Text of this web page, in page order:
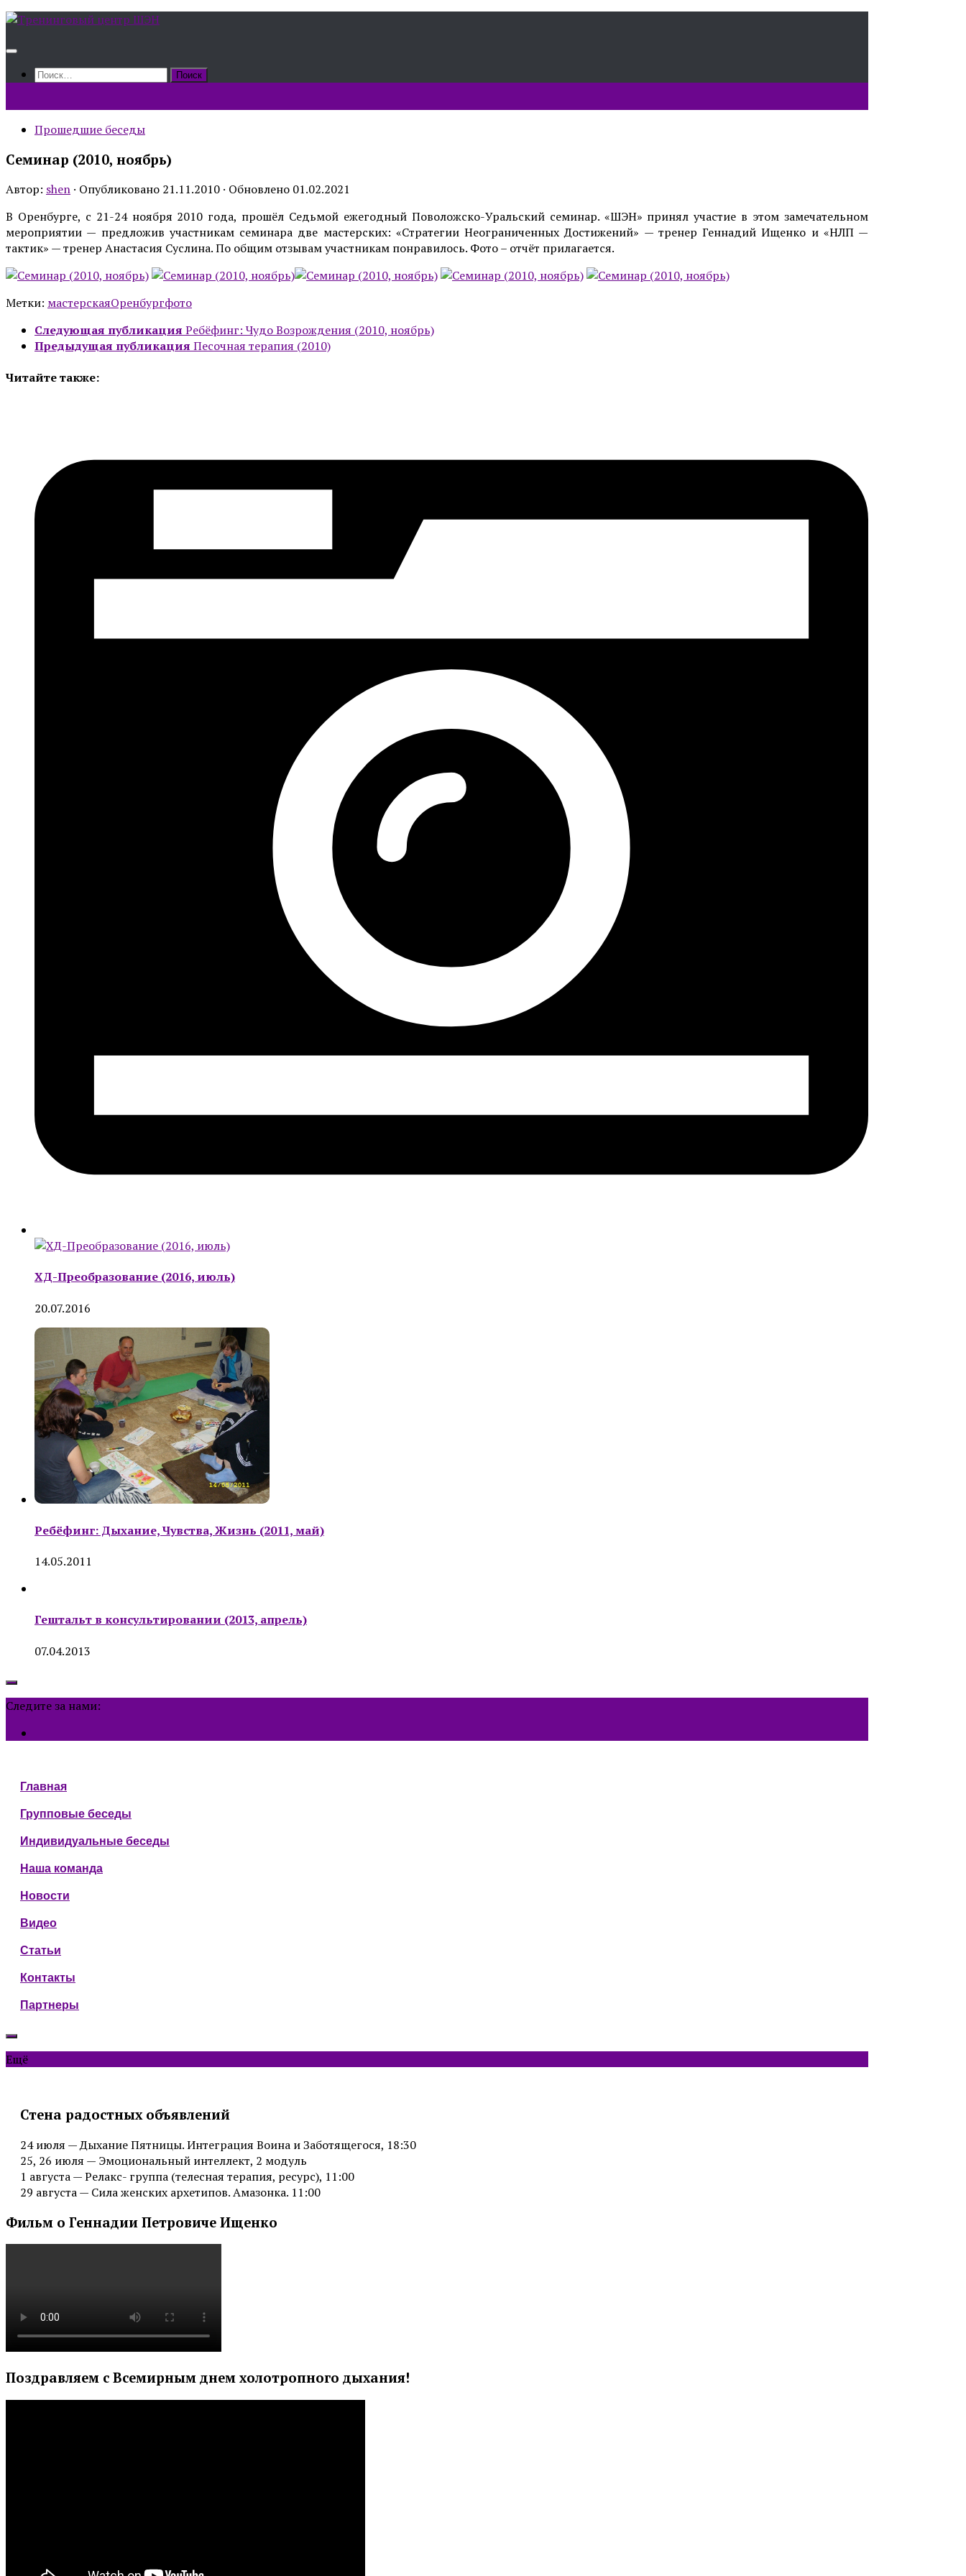
Skip
content
Найти:
Прошедшие беседы
Семинар (2010, ноябрь)
Автор: shen · Опубликовано 21.11.2010 · Обновлено 01.02.2021
В Оренбурге, с 21-24 ноября 2010 года, прошёл Седьмой ежегодный Поволожско-Уральский семинар. «ШЭН» принял участие в этом замечательном
мероприятии — предложив участникам семинара две мастерских: «Стратегии Неограниченных Достижений» — тренер Геннадий Ищенко и «НЛП —
тактик» — тренер Анастасия Суслина. По общим отзывам участникам понравилось. Фото – отчёт прилагается.
Метки: мастерскаяОренбургфото
Следующая публикация Ребёфинг: Чудо Возрождения (2010, ноябрь)
Предыдущая публикация Песочная терапия (2010)
Читайте также:
ХД-Преобразование (2016, июль)
20.07.2016
Ребёфинг: Дыхание, Чувства, Жизнь (2011, май)
14.05.2011
Гештальт в консультировании (2013, апрель)
07.04.2013
Следите за нами:
Главная
Групповые беседы
Индивидуальные беседы
Наша команда
Новости
Видео
Статьи
Контакты
Партнеры
Ещё
Стена радостных объявлений
24 июля — Дыхание Пятницы. Интеграция Воина и Заботящегося, 18:30
25, 26 июля — Эмоциональный интеллект, 2 модуль
1 августа — Релакс- группа (телесная терапия, ресурс), 11:00
29 августа — Сила женских архетипов. Амазонка. 11:00
Фильм о Геннадии Петровиче Ищенко
Поздравляем с Всемирным днем холотропного дыхания!